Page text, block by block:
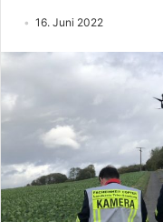
16. Juni 2022